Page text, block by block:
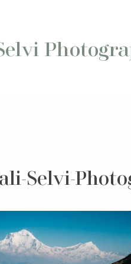
Selvi-